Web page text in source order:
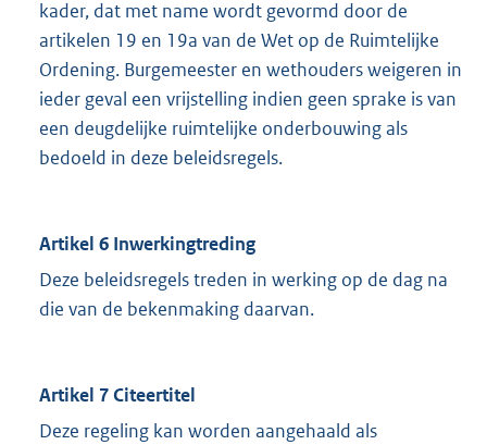
kader, dat met name wordt gevormd door de
artikelen 19 en 19a van de Wet op de Ruimtelijke
Ordening. Burgemeester en wethouders weigeren in
ieder geval een vrijstelling indien geen sprake is van
een deugdelijke ruimtelijke onderbouwing als
bedoeld in deze beleidsregels.
Artikel 6 Inwerkingtreding
Deze beleidsregels treden in werking op de dag na
die van de bekenmaking daarvan.
Artikel 7 Citeertitel
Deze regeling kan worden aangehaald als